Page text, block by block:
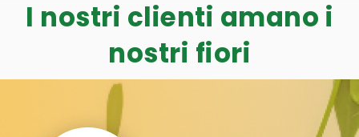
I nostri clienti amano i
nostri fiori